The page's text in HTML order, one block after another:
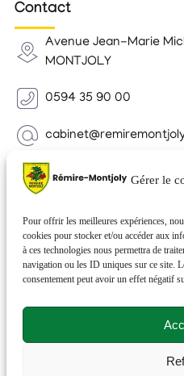
Gérer le
Pour offrir les meilleures expériences,
cookies pour stocker et/ou accéder aux
à ces technologies nous permettra de
navigation ou les ID uniques sur ce site.
consentement peut avoir un effet négatif
Contact
Avenue Jean-Marie
MONTJOLY
0594 35 90 00
Newsletter
nouvelles de votre commune.